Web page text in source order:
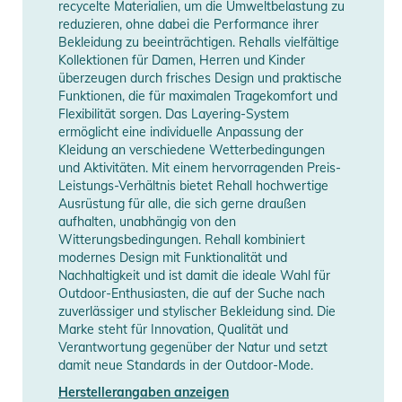
perfektionieren, die BENN-R bietet die Bewegungsfreiheit, die
Sie benötigen. Und mit den wasserbeständigen
Reißverschlüssen müssen Sie sich keine Sorgen über
Feuchtigkeit machen, die Ihren Tag verdirbt.
Die BENN-R Herren Cargo Snowpants von Rehall sind ein
Muss für jeden Wintersportliebhaber. Mit ihrer robusten
Konstruktion und ihrem stilvollen Design sind Sie bereit für
jedes Abenteuer, das der Winter Ihnen bietet. Warten Sie
nicht länger und fügen Sie diese vielseitige Hose Ihrer
Wintergarderobe hinzu. Erleben Sie die perfekte Kombination
aus Stil, Komfort und Funktionalität. Bereiten Sie sich auf eine
Saison voller Action und Spaß mit den BENN-R Snowpants
Eigenschaften:
- Wasserdichtigkeit: 20.000 mm
recycelte Materialien, um die Umweltbelastung zu
reduzieren, ohne dabei die Performance ihrer
Bekleidung zu beeinträchtigen. Rehalls vielfältige
Kollektionen für Damen, Herren und Kinder
überzeugen durch frisches Design und praktische
Funktionen, die für maximalen Tragekomfort und
Flexibilität sorgen. Das Layering-System
ermöglicht eine individuelle Anpassung der
Kleidung an verschiedene Wetterbedingungen
und Aktivitäten. Mit einem hervorragenden Preis-
Leistungs-Verhältnis bietet Rehall hochwertige
Ausrüstung für alle, die sich gerne draußen
aufhalten, unabhängig von den
Witterungsbedingungen. Rehall kombiniert
modernes Design mit Funktionalität und
Nachhaltigkeit und ist damit die ideale Wahl für
Outdoor-Enthusiasten, die auf der Suche nach
zuverlässiger und stylischer Bekleidung sind. Die
Marke steht für Innovation, Qualität und
Verantwortung gegenüber der Natur und setzt
damit neue Standards in der Outdoor-Mode.
Herstellerangaben anzeigen